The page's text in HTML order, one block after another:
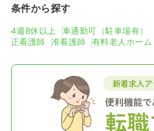
条件から探す
4週8休以上 車通勤可（駐車場有）
正看護師
准看護師 有料老人ホーム